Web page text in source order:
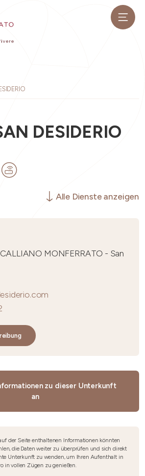
DESIDERIO
Alle Dienste anzeigen
MONFERRATO - San
zu dieser Unterkunft
an
der Seite enthaltenen Informationen könnten
die Daten weiter zu überprüfen und sich direkt
Unterkunft zu wenden, um Ihren Aufenthalt in
in vollen Zügen zu genießen.